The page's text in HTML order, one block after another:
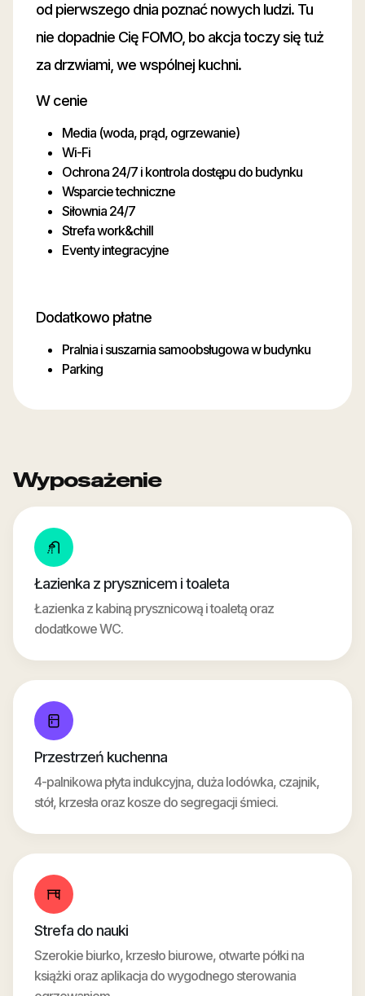
od pierwszego dnia poznać nowych ludzi. Tu
nie dopadnie Cię FOMO, bo akcja toczy się tuż
za drzwiami, we wspólnej kuchni.
W cenie
Media (woda, prąd, ogrzewanie)
Wi-Fi
Ochrona 24/7 i kontrola dostępu do budynku
Wsparcie techniczne
Siłownia 24/7
Strefa work&chill
Eventy integracyjne
Dodatkowo płatne
Pralnia i suszarnia samoobsługowa w budynku
Parking
Wyposażenie
Łazienka z prysznicem i toaleta
Łazienka z kabiną prysznicową i toaletą oraz
dodatkowe WC.
Przestrzeń kuchenna
4-palnikowa płyta indukcyjna, duża lodówka, czajnik,
stół, krzesła oraz kosze do segregacji śmieci.
Strefa do nauki
Szerokie biurko, krzesło biurowe, otwarte półki na
książki oraz aplikacja do wygodnego sterowania